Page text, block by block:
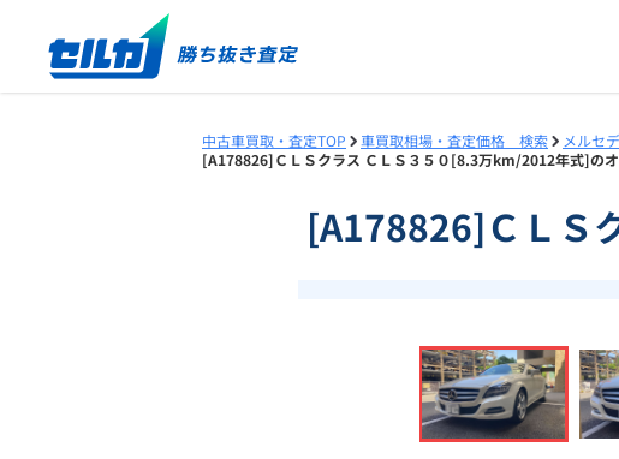
中古車買取・査定TOP 車買取相場・査定価格 検索 メルセ
[A178826]ＣＬＳクラス ＣＬＳ３５０[8.3万km/2012年式]の
[A178826]ＣＬＳ